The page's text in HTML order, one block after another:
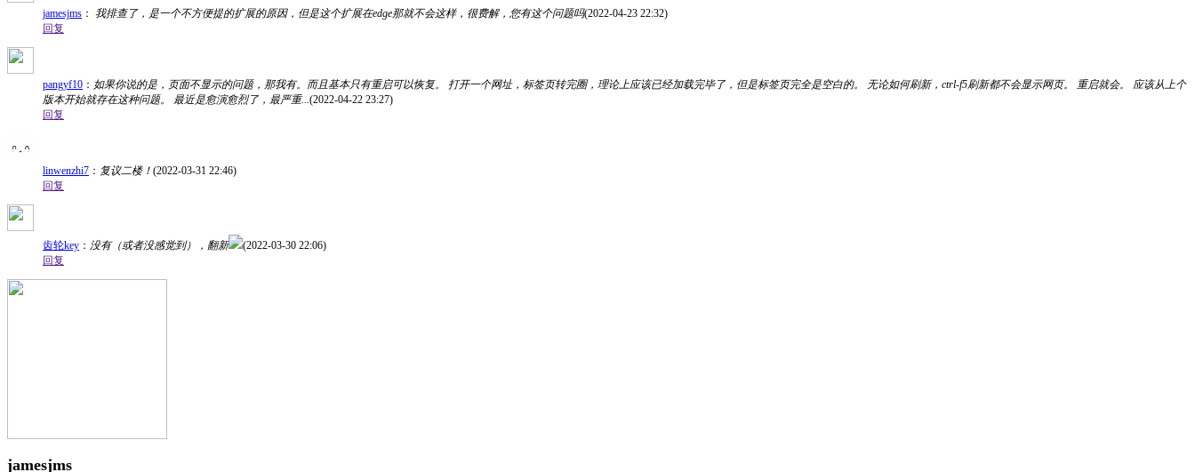
jamesjms ： 我排查了，是一个不方便提的扩展的原因，但是这个扩展在edge那就不会这样，很费解，您有这个问题吗(2022-04-23 22:32)
回复
pangyf10 ： 如果你说的是，页面不显示的问题，那我有。而且基本只有重启可以恢复。 打开一个网址，标签页转完圈，理论上应该已经加载完毕了，但是标签页完全是空白的。 无论如何刷新，ctrl-f5刷新都不会显示网页。 重启就会。 应该从上个
版本开始就存在这种问题。 最近是愈演愈烈了，最严重...(2022-04-22 23:27)
回复
linwenzhi7 ： 复议二楼！ (2022-03-31 22:46)
回复
齿轮key ： 没有（或者没感觉到），翻新
(2022-03-30 22:06)
回复
jamesjms